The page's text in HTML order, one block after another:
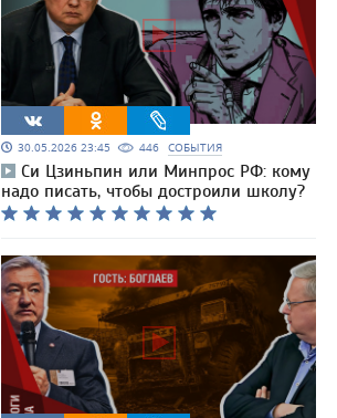
30.05.2026 23:45 446 СОБЫТИЯ
Си Цзиньпин или Минпрос РФ: кому
надо писать, чтобы достроили школу?